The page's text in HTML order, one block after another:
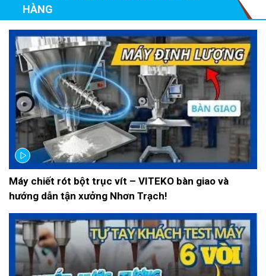
HÀNG
Máy chiết rót bột trục vít – VITEKO bàn giao và
hướng dẫn tận xưởng Nhơn Trạch!